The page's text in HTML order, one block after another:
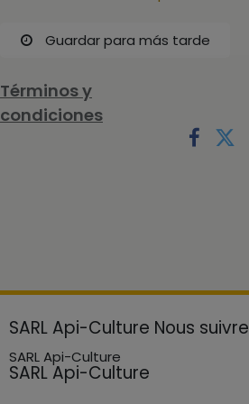
Guardar para más tarde
Términos y
condiciones
SARL Api-Culture Nous suivre
SARL Api-Culture
SARL Api-Culture